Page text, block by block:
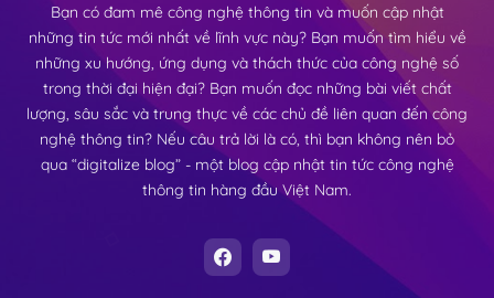
Bạn có đam mê công nghệ thông tin và muốn cập nhật
những tin tức mới nhất về lĩnh vực này? Bạn muốn tìm hiểu về
những xu hướng, ứng dụng và thách thức của công nghệ số
trong thời đại hiện đại? Bạn muốn đọc những bài viết chất
lượng, sâu sắc và trung thực về các chủ đề liên quan đến công
nghệ thông tin? Nếu câu trả lời là có, thì bạn không nên bỏ
qua “digitalize blog” - một blog cập nhật tin tức công nghệ
thông tin hàng đầu Việt Nam.